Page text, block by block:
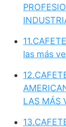
las más
LAS MÁS